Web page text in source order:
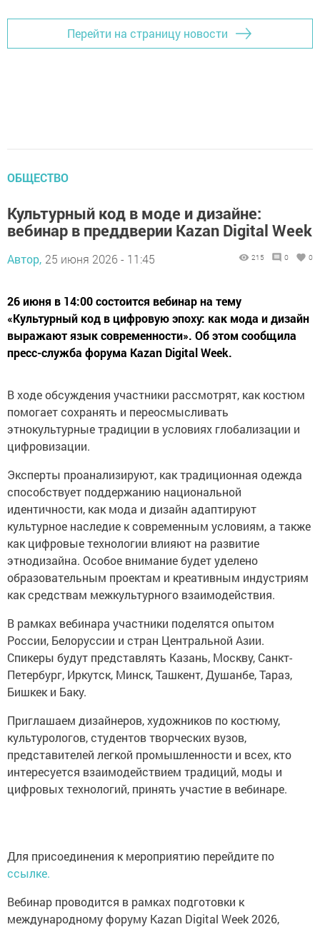
Перейти на страницу новости
ОБЩЕСТВО
Культурный код в моде и дизайне:
вебинар в преддверии Kazan Digital Week
Автор, 25 июня 2026 - 11:45 215 0 0
26 июня в 14:00 состоится вебинар на тему
«Культурный код в цифровую эпоху: как мода и дизайн
выражают язык современности». Об этом сообщила
пресс-служба форума Kazan Digital Week.
В ходе обсуждения участники рассмотрят, как костюм
помогает сохранять и переосмысливать
этнокультурные традиции в условиях глобализации и
цифровизации.
Эксперты проанализируют, как традиционная одежда
способствует поддержанию национальной
идентичности, как мода и дизайн адаптируют
культурное наследие к современным условиям, а также
как цифровые технологии влияют на развитие
этнодизайна. Особое внимание будет уделено
образовательным проектам и креативным индустриям
как средствам межкультурного взаимодействия.
В рамках вебинара участники поделятся опытом
России, Белоруссии и стран Центральной Азии.
Спикеры будут представлять Казань, Москву, Санкт-
Петербург, Иркутск, Минск, Ташкент, Душанбе, Тараз,
Бишкек и Баку.
Приглашаем дизайнеров, художников по костюму,
культурологов, студентов творческих вузов,
представителей легкой промышленности и всех, кто
интересуется взаимодействием традиций, моды и
цифровых технологий, принять участие в вебинаре.
Для присоединения к мероприятию перейдите по
ссылке.
Вебинар проводится в рамках подготовки к
международному форуму Kazan Digital Week 2026,